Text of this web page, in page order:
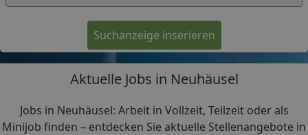
Suchanzeige inserieren
Aktuelle Jobs in Neuhäusel
Jobs in Neuhäusel: Arbeit in Vollzeit, Teilzeit oder als
Minijob finden – entdecken Sie aktuelle Stellenangebote in